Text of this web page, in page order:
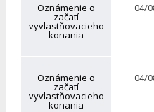
Oznámenie o
začatí
vyvlastňovacieho
konania
04/
Oznámenie o
začatí
vyvlastňovacieho
konania
04/